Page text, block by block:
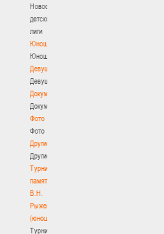
Новости
детской
лиги
Юноши
Юноши
Девушки
Девушки
Документы
Документы
Фото
Фото
Другие
Другие
Турнир
памяти
В.Н.
Рыженкова
(юноши)
Турнир